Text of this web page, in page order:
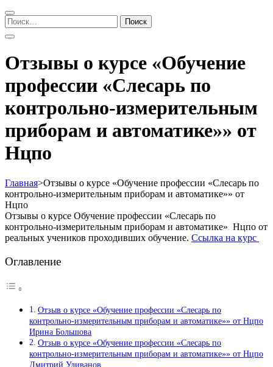
Найти:
Отзывы о курсе «Обучение
профессии «Слесарь по
контрольно-измерительным
приборам и автоматике»» от
Нцпо
Главная>Отзывы о курсе «Обучение профессии «Слесарь по
контрольно-измерительным приборам и автоматике»» от
Нцпо
Отзывы о курсе Обучение профессии «Слесарь по
контрольно-измерительным приборам и автоматике» Нцпо от
реальных учеников проходивших обучение. Ссылка на курс
Оглавление
Отзыв о курсе «Обучение профессии «Слесарь по
контрольно-измерительным приборам и автоматике»» от Нцпо
Ирина Большова
Отзыв о курсе «Обучение профессии «Слесарь по
контрольно-измерительным приборам и автоматике»» от Нцпо
Дмитрий Уливанов